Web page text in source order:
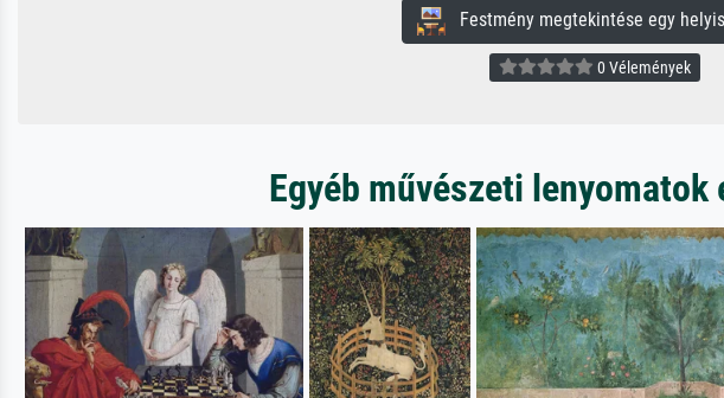
Festmény megtekintése egy
0 Vélemények
Egyéb művészeti